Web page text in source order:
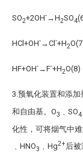
SO2+2OH-→H2SO4
HCl+OH-→Cl -+H2
HF+OH-→F-+H2O(8)
3.预氧化装置和添加
和自由基。O3 ﹑SO4
化性，可将烟气中
﹑HNO3 ﹑Hg2+后